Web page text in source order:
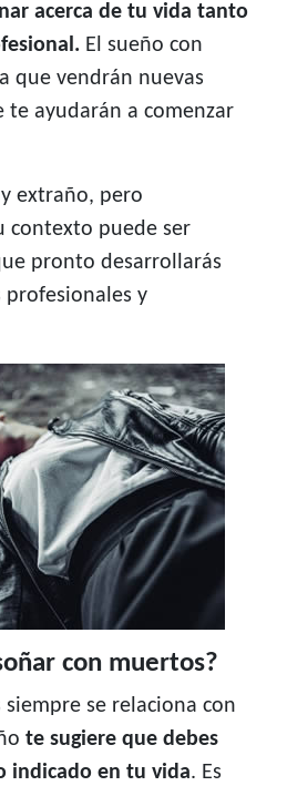
acerca de tu vida tanto
El sueño con
que vendrán nuevas
ayudarán a comenzar
extraño, pero
contexto puede ser
pronto desarrollarás
profesionales y
con muertos?
se relaciona con
te sugiere que debes
indicado en tu vida. Es